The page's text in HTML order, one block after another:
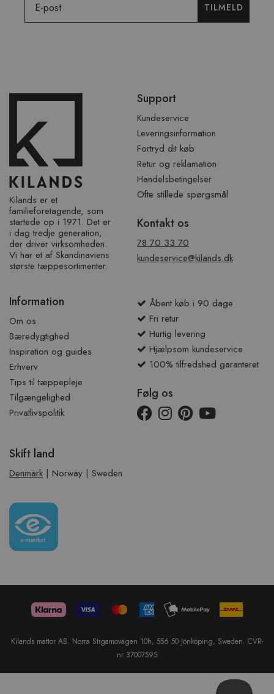
TILMELD
over
Kilands er et
familieforetagende, som
startede op i 1971. Det er
i dag tredje generation,
der driver virksomheden.
Vi har et af ​​Skandinaviens
største tæppesortimenter.
Support
Kundeservice
Leveringsinformation
Fortryd dit køb
Retur og reklamation
Handelsbetingelser
Ofte stillede spørgsmål
Kontakt os
78 70 33 70
kundeservice@kilands.dk
Information
Om os
Bæredygtighed
Inspiration og guides
Erhverv
Tips til tæppepleje
Tilgængelighed
Privatlivspolitik
Åbent køb i 90 dage
Fri retur
Hurtig levering
Hjælpsom kundeservice
100% tilfredshed garanteret
Følg os
Skift land
Denmark | Norway | Sweden
Kilands mattor AB. Norra Stigamovägen 10h, 556 50 Jönköping, Sweden. CVR-
nr 37007595